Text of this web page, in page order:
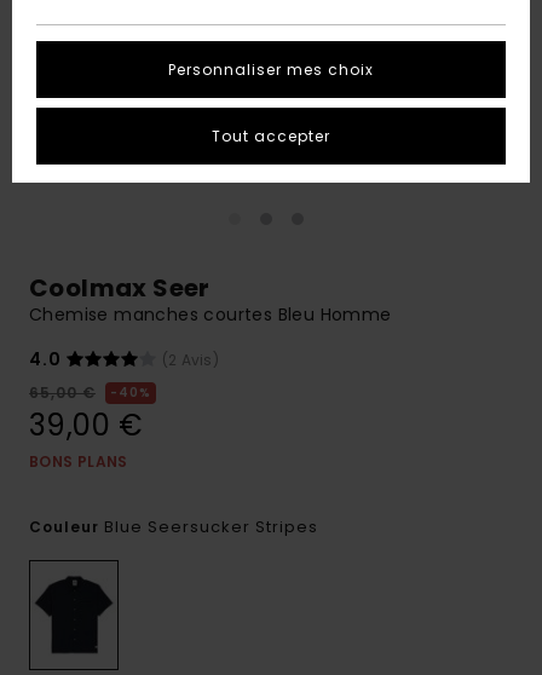
Coolmax Seer
Chemise manches courtes Bleu Homme
4.0
(2 Avis)
65,00 €
40%
39,00 €
BONS PLANS
Couleur Blue Seersucker Stripes
Personnaliser mes choix
Tout accepter